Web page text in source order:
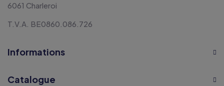
6061 Charleroi
T.V.A. BE0860.086.726
Informations
Catalogue